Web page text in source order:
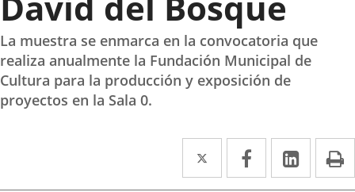
La muestra se enmarca en la convocatoria que
realiza anualmente la Fundación Municipal de
Cultura para la producción y exposición de
proyectos en la Sala 0.
Twitter
Enlace
a
Facebook
Enlace
a
Enlace
a